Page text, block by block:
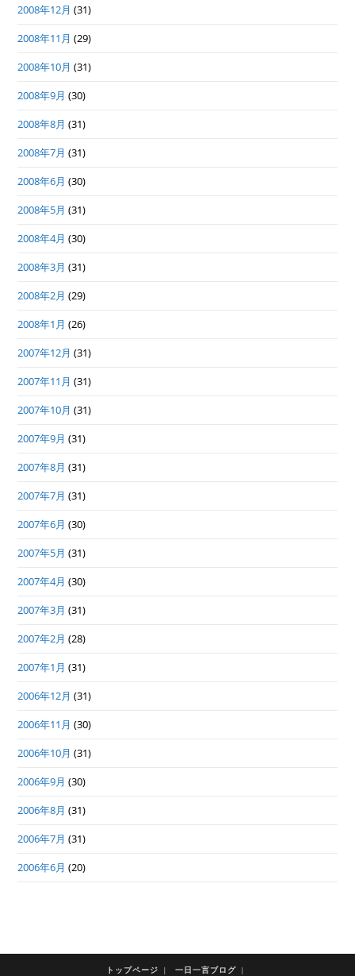
2008年12月 (31)
2008年11月 (29)
2008年10月 (31)
2008年9月 (30)
2008年8月 (31)
2008年7月 (31)
2008年6月 (30)
2008年5月 (31)
2008年4月 (30)
2008年3月 (31)
2008年2月 (29)
2008年1月 (26)
2007年12月 (31)
2007年11月 (31)
2007年10月 (31)
2007年9月 (31)
2007年8月 (31)
2007年7月 (31)
2007年6月 (30)
2007年5月 (31)
2007年4月 (30)
2007年3月 (31)
2007年2月 (28)
2007年1月 (31)
2006年12月 (31)
2006年11月 (30)
2006年10月 (31)
2006年9月 (30)
2006年8月 (31)
2006年7月 (31)
2006年6月 (20)
トップページ 一日一言ブログ